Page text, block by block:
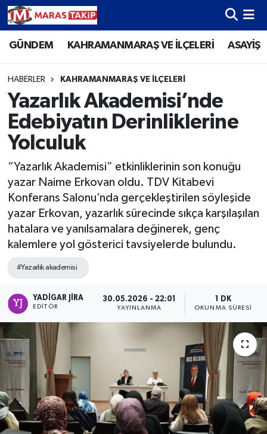
GÜNDEM KAHRAMANMARAŞ VE İLÇELERİ ASAYİŞ
HABERLER KAHRAMANMARAŞ VE İLÇELERİ
Yazarlık Akademisi’nde
Edebiyatın Derinliklerine
Yolculuk
“Yazarlık Akademisi” etkinliklerinin son konuğu
yazar Naime Erkovan oldu. TDV Kitabevi
Konferans Salonu’nda gerçekleştirilen söyleşide
yazar Erkovan, yazarlık sürecinde sıkça karşılaşılan
hatalara ve yanılsamalara değinerek, genç
kalemlere yol gösterici tavsiyelerde bulundu.
#Yazarlık akademisi
YADIGAR JIRA
EDITÖR
30.05.2026 - 22:01
YAYINLANMA
1 DK
OKUNMA SÜRESI
Kahramanmaraş Nöbetçi Eczaneler
Kahramanmaraş Hava Durumu
Kahramanmaraş Namaz Vakitleri
Kahramanmaraş Trafik Yoğunluk Haritası
Süper Lig Puan Durumu ve Fikstür
Tüm Manşetler
Son Dakika Haberleri